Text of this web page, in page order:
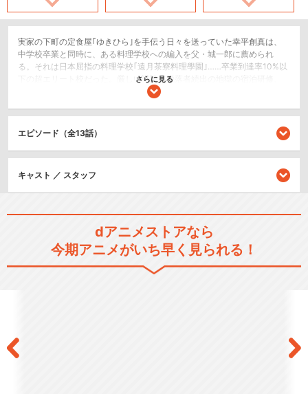
実家の下町の定食屋｢ゆきひら｣を手伝う日々を送っていた幸平創真は、
中学校卒業と同時に、ある料理学校への編入を父・城一郎に薦められ
る。それは日本屈指の料理学校｢遠月茶寮料理學園｣……卒業到達率10%以
下の超エリート校だった。厳しい試験、脱落者続出の地獄の宿泊研修、
退学を賭けた食戟。様々な試練を乗り越え、料理の腕を磨いていく創
しても確実に成長を続けていた。――そして迎えた秋。一年生の中でも
選ばれた者しか出場を許されない遠月伝統｢秋の選抜｣、その出場切符を
創真は手にする。｢秋の選抜｣予選のお題は“カレー料理”。優勝候補でスパ
イスの使い手、葉山アキラの作るカレーにスパイスの奥深さを知った創
まで試行錯誤して調理に臨み、葉山と同じ“香りの爆弾”という発想に行き
着いたが、結果は葉山94点、創真93点と僅差で葉山が一位に。葉山に敗
も、さらに強くなることを心に誓い、かくして迎える｢秋の選抜｣本戦。
トーナメントに肩を並べたのは、創真、恵、タクミ、緋沙子、アリス、
黒木場、葉山、美作、の8名。次なる創真の相手は……！？そして、てっ
ぺんを取るのは……！？
さらに見る
エピソード（全13話）
キャスト ／ スタッフ
dアニメストアなら
今期アニメがいち早く見られる！